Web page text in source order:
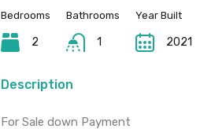
Bedrooms
2
Bathrooms
1
Year Built
2021
Description
For Sale down Payment